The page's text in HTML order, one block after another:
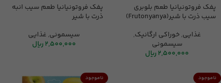
پفک فروتونیانیا طعم بلوبری
سیب ذرت با شیر(Frutonyanya)
غذایی,خوراکی ارگانیک,
سیسمونی
2,500,000ریال
پفک فروتونیانیا طعم سیب انبه
ذرت با شیر
سیسمونی, غذایی
2,500,000ریال
ناموجود ناموجود